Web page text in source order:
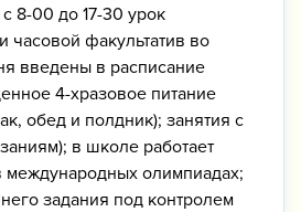
8-00 до 17-30 урок
часовой факультатив во
введены в расписание
4-хразовое питание
обед и полдник); занятия с
в школе работает
международных олимпиадах;
задания под контролем